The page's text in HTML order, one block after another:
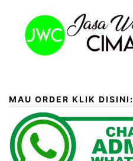
MAU ORDER KLIK DISINI: